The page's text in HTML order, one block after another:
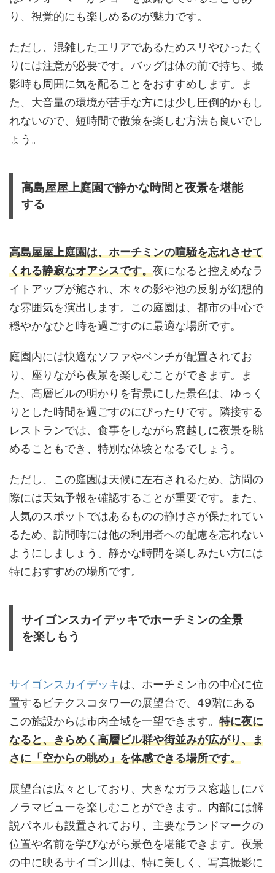
り、視覚的にも楽しめるのが魅力です。
ただし、混雑したエリアであるためスリやひったく
りには注意が必要です。バッグは体の前で持ち、撮
影時も周囲に気を配ることをおすすめします。ま
た、大音量の環境が苦手な方には少し圧倒的かもし
れないので、短時間で散策を楽しむ方法も良いでし
ょう。
高島屋屋上庭園で静かな時間と夜景を堪能
する
高島屋屋上庭園は、ホーチミンの喧騒を忘れさせて
くれる静寂なオアシスです。夜になると控えめなラ
イトアップが施され、木々の影や池の反射が幻想的
な雰囲気を演出します。この庭園は、都市の中心で
穏やかなひと時を過ごすのに最適な場所です。
庭園内には快適なソファやベンチが配置されてお
り、座りながら夜景を楽しむことができます。ま
た、高層ビルの明かりを背景にした景色は、ゆっく
りとした時間を過ごすのにぴったりです。隣接する
レストランでは、食事をしながら窓越しに夜景を眺
めることもでき、特別な体験となるでしょう。
ただし、この庭園は天候に左右されるため、訪問の
際には天気予報を確認することが重要です。また、
人気のスポットではあるものの静けさが保たれてい
るため、訪問時には他の利用者への配慮を忘れない
ようにしましょう。静かな時間を楽しみたい方には
特におすすめの場所です。
サイゴンスカイデッキでホーチミンの全景
を楽しもう
サイゴンスカイデッキは、ホーチミン市の中心に位
置するビテクスコタワーの展望台で、49階にある
この施設からは市内全域を一望できます。 特に夜に
なると、きらめく高層ビル群や街並みが広がり、ま
さに「空からの眺め」を体感できる場所です。
展望台は広々としており、大きなガラス窓越しにパ
ノラマビューを楽しむことができます。内部には解
説パネルも設置されており、主要なランドマークの
位置や名前を学びながら景色を堪能できます。夜景
の中に映るサイゴン川は、特に美しく、写真撮影に